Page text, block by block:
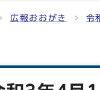
広報おおがき 令